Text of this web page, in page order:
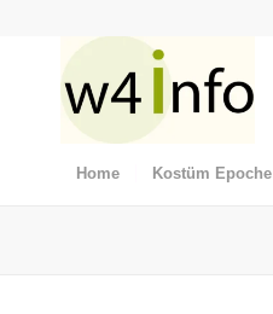
Home Kostüm Epoche